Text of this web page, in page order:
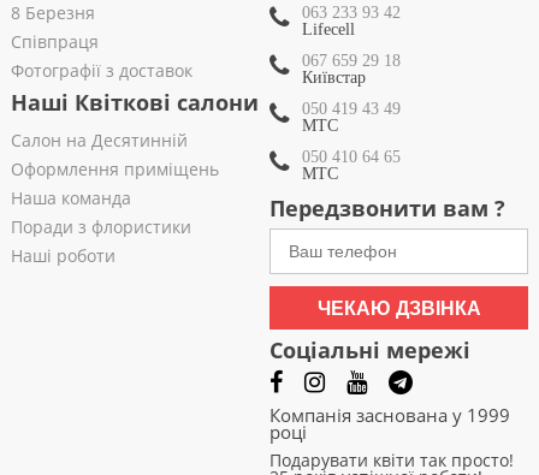
8 Березня
Співпраця
Фотографії з доставок
Наші Квіткові салони
Салон на Десятинній
Оформлення приміщень
Наша команда
Поради з флористики
Наші роботи
063 233 93 42
Lifecell
067 659 29 18
Київстар
050 419 43 49
МТС
050 410 64 65
МТС
Передзвонити вам ?
ЧЕКАЮ ДЗВІНКА
Соціальні мережі
Компанія заснована у 1999
році
Подарувати квіти так просто!